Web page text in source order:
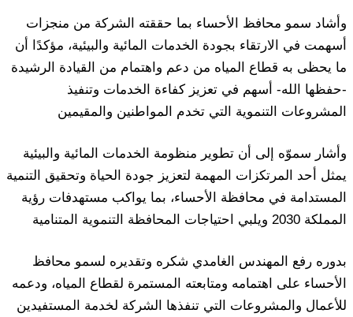
وأشاد سمو محافظ الأحساء بما حققته الشركة من منجزات
أسهمت في الارتقاء بجودة الخدمات المائية والبيئية، مؤكدًا أن
ما يحظى به قطاع المياه من دعم واهتمام من القيادة الرشيدة
-حفظها الله- أسهم في تعزيز كفاءة الخدمات وتنفيذ
المشروعات التنموية التي تخدم المواطنين والمقيمين
وأشار سموّه إلى أن تطوير منظومة الخدمات المائية والبيئية
يمثل أحد المرتكزات المهمة لتعزيز جودة الحياة وتحقيق التنمية
المستدامة في محافظة الأحساء، بما يواكب مستهدفات رؤية
المملكة 2030 ويلبي احتياجات المحافظة التنموية المتنامية
بدوره رفع المهندس الغامدي شكره وتقديره لسمو محافظ
الأحساء على اهتمامه ومتابعته المستمرة لقطاع المياه، ودعمه
للأعمال والمشروعات التي تنفذها الشركة لخدمة المستفيدين